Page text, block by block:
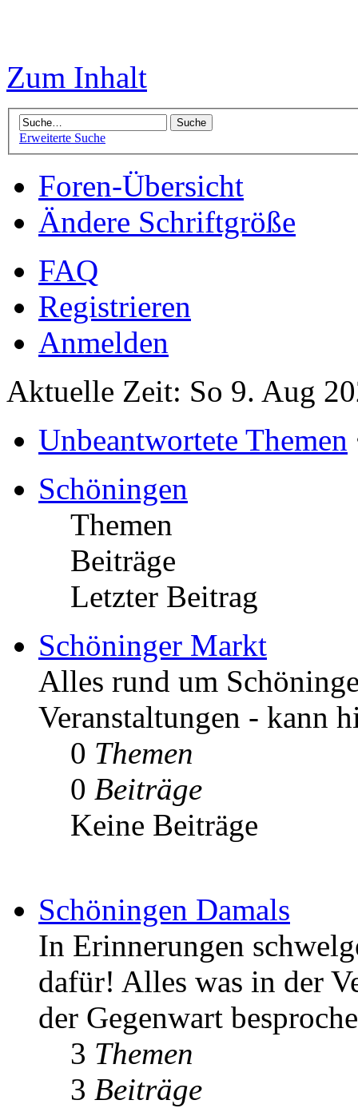
Zum Inhalt
Erweiterte Suche
Foren-Übersicht
Ändere Schriftgröße
FAQ
Registrieren
Anmelden
Aktuelle Zeit: So 9. Aug
Unbeantwortete Themen
Schöningen
Themen
Beiträge
Letzter Beitrag
Schöninger Markt
Alles rund um
Veranstaltungen - kann
0 Themen
0 Beiträge
Keine Beiträge
Schöningen Damals
In Erinnerungen
dafür! Alles was in der
der Gegenwart
3 Themen
3 Beiträge